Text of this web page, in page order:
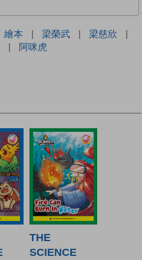
繪本 | 梁榮武 | 梁慈欣
|
| 阿咪虎
THE
SCIENCE